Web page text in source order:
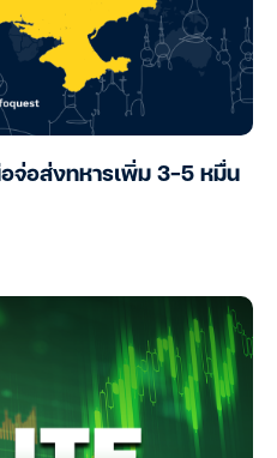
อจ่อส่งทหารเพิ่ม 3-5 หมื่น